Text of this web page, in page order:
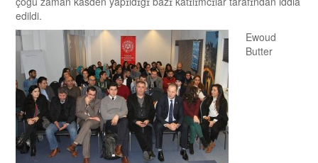
edildi.
Ewoud
Butter